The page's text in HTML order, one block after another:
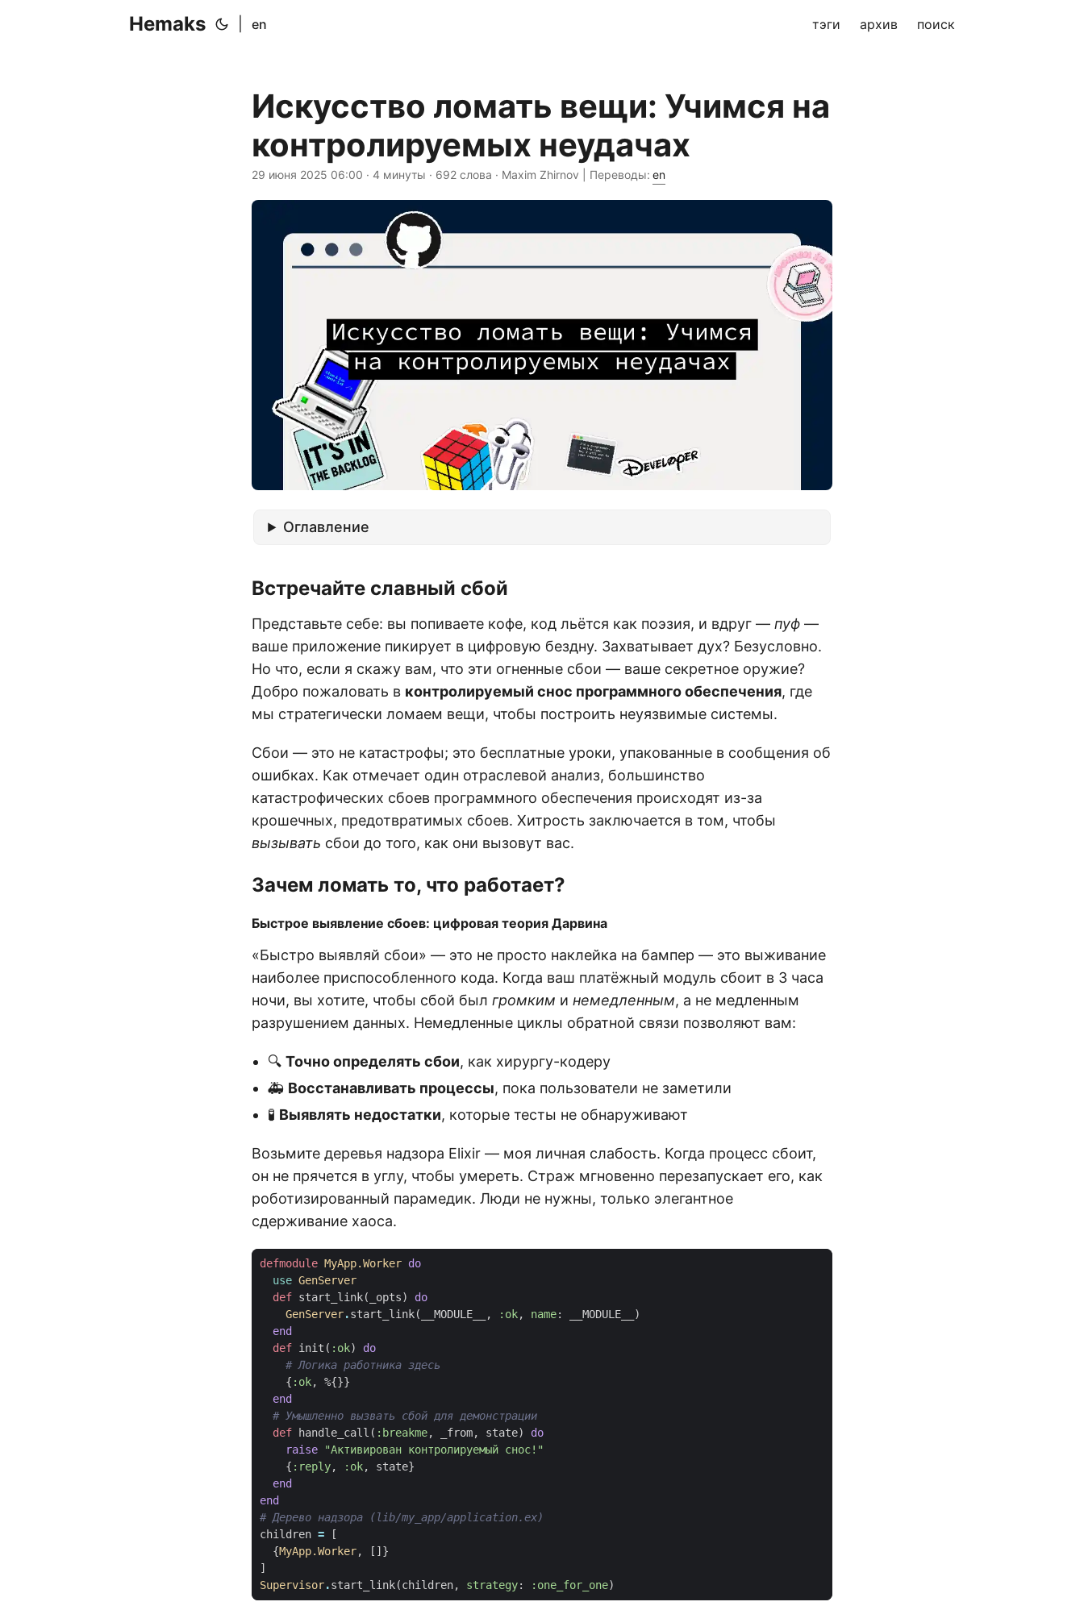
Hemaks en тэги архив поиск
Искусство ломать вещи: Учимся на
контролируемых неудачах
29 июня 2025 06:00 · 4 минуты · 692 слова · Maxim Zhirnov | Переводы: en
Оглавление
Встречайте славный сбой
Представьте себе: вы попиваете кофе, код льётся как поэзия, и вдруг — пуф —
ваше приложение пикирует в цифровую бездну. Захватывает дух? Безусловно.
Но что, если я скажу вам, что эти огненные сбои — ваше секретное оружие?
Добро пожаловать в контролируемый снос программного обеспечения, где
мы стратегически ломаем вещи, чтобы построить неуязвимые системы.
Сбои — это не катастрофы; это бесплатные уроки, упакованные в сообщения об
ошибках. Как отмечает один отраслевой анализ, большинство
катастрофических сбоев программного обеспечения происходят из-за
крошечных, предотвратимых сбоев. Хитрость заключается в том, чтобы
вызывать сбои до того, как они вызовут вас.
Зачем ломать то, что работает?
Быстрое выявление сбоев: цифровая теория Дарвина
«Быстро выявляй сбои» — это не просто наклейка на бампер — это выживание
наиболее приспособленного кода. Когда ваш платёжный модуль сбоит в 3 часа
ночи, вы хотите, чтобы сбой был громким и немедленным, а не медленным
разрушением данных. Немедленные циклы обратной связи позволяют вам:
🔍 Точно определять сбои, как хирургу-кодеру
🚑 Восстанавливать процессы, пока пользователи не заметили
🧪 Выявлять недостатки, которые тесты не обнаруживают
Возьмите деревья надзора Elixir — моя личная слабость. Когда процесс сбоит,
он не прячется в углу, чтобы умереть. Страж мгновенно перезапускает его, как
роботизированный парамедик. Люди не нужны, только элегантное
сдерживание хаоса.
defmodule MyApp.Worker do
use GenServer
def start_link( _opts)
do
GenServer.start_link( __MODULE__ , :ok, name: __MODULE__
)
end
def init ( :ok)
do
# Логика работника здесь
{ :ok,
%{}}
end
# Умышленно вызвать сбой для демонстрации
def
handle_call ( :breakme, _from, state)
do
raise
"Активирован контролируемый снос!"
{ :reply, :ok, state}
end
end
# Дерево надзора (lib/my_app/application.ex)
children =
[
{MyApp.Worker,
[]}
]
Supervisor.start_link(children, strategy: :one_for_one)